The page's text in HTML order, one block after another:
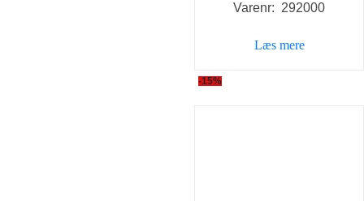
pris
1.304,00 kr..
Varenr: 292000
Læs mere
-15%